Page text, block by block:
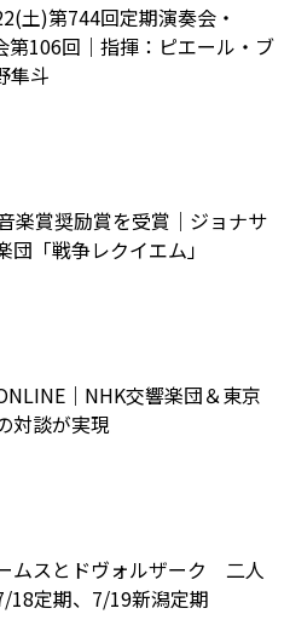
土)第744回定期演奏会・
106回｜指揮：ピエール・ブ
隼斗
楽賞奨励賞を受賞｜ジョナサ
「戦争レクイエム」
｜NHK交響楽団＆東京
対談が実現
ムスとドヴォルザーク 二人
18定期、7/19新潟定期